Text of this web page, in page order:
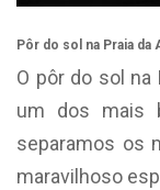
Pôr do sol na Praia
O pôr do sol na
um dos mais
separamos os
maravilhoso